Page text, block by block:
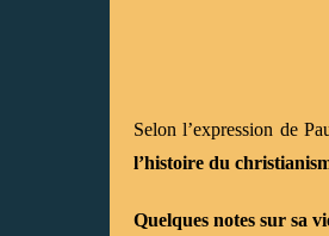
Selon l’expression de
l’histoire du
Quelques notes sur sa